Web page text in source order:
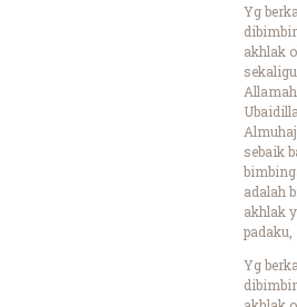
Yg
akhlak
sebaik
adalah
akhlak
padaku,
Yg